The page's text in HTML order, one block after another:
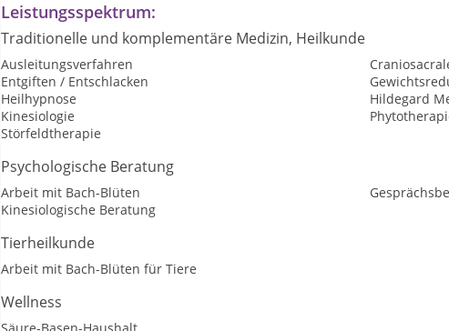
Leistungsspektrum:
Traditionelle und komplementäre Medizin, Heilkunde
Ausleitungsverfahren
Entgiften / Entschlacken
Heilhypnose
Hildegard
Kinesiologie
Störfeldtherapie
Psychologische Beratung
Arbeit mit Bach-Blüten
Kinesiologische Beratung
Tierheilkunde
Arbeit mit Bach-Blüten für Tiere
Wellness